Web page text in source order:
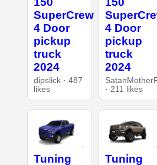
SuperCrew
4 Door
pickup
truck
2024
dipslick · 487
likes
4 Door
pickup
truck
2024
· 211 likes
Tuning
Tuning